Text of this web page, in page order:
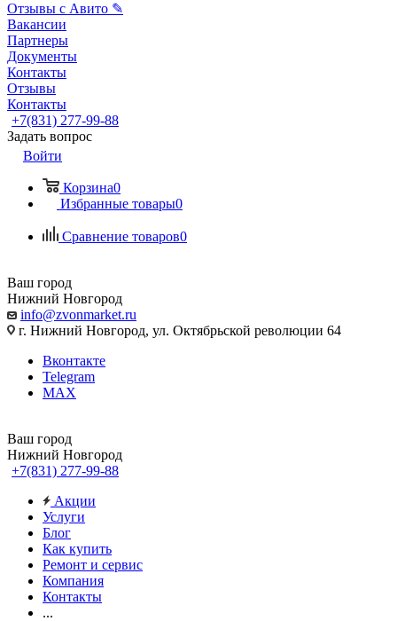
Отзывы с Авито ✎
Вакансии
Партнеры
Документы
Контакты
Отзывы
Контакты
+7(831) 277-99-88
Задать вопрос
Войти
Корзина0
Избранные товары0
Сравнение товаров0
Ваш город
Нижний Новгород
info@zvonmarket.ru
г. Нижний Новгород, ул. Октябрьской революции 64
Вконтакте
Telegram
MAX
Ваш город
Нижний Новгород
+7(831) 277-99-88
Акции
Услуги
Блог
Как купить
Ремонт и сервис
Компания
Контакты
...